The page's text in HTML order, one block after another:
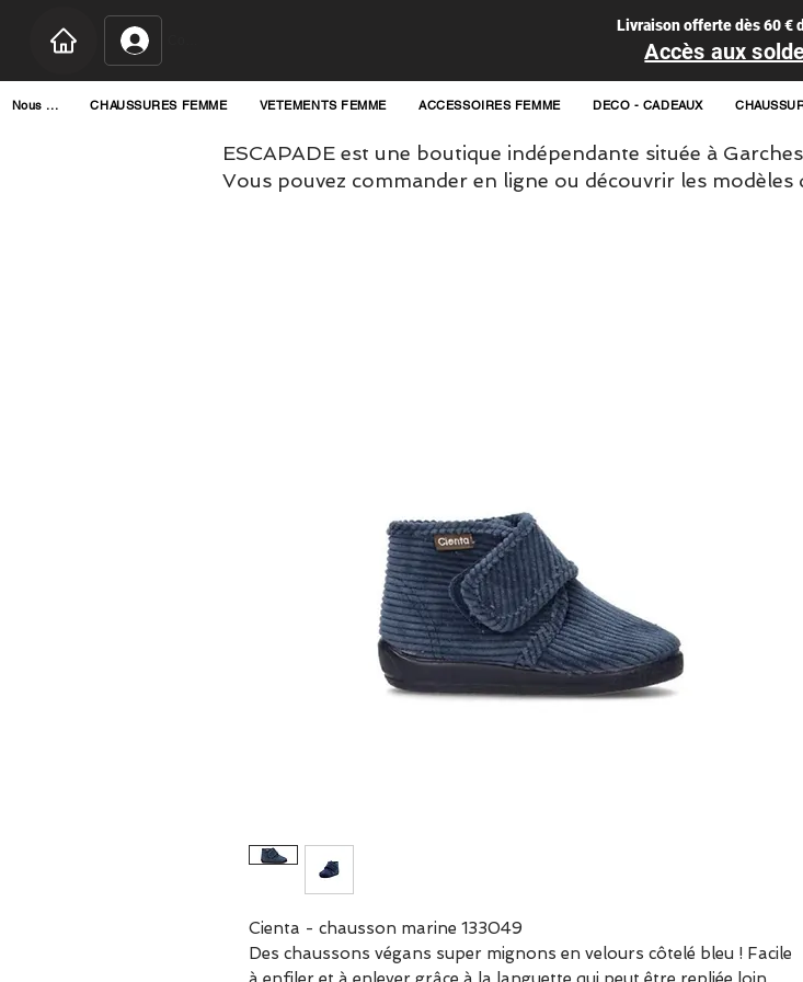
Livraison offerte dès 60 €
Accès aux
Nous ... CHAUSSURES FEMME VETEMENTS FEMME ACCESSOIRES FEMME DECO - CADEAUX
ESCAPADE est une boutique indépendante située à
Vous pouvez commander en ligne ou découvrir les
Cienta - chausson marine 133049
Des chaussons végans super mignons en velours côtelé bleu ! Facile